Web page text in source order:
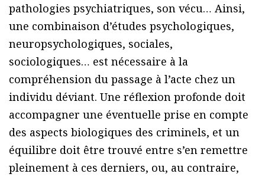
pathologies psychiatriques, son vécu… Ainsi,
une combinaison d’études psychologiques,
neuropsychologiques, sociales,
sociologiques… est nécessaire à la
compréhension du passage à l’acte chez un
individu déviant. Une réflexion profonde doit
accompagner une éventuelle prise en compte
des aspects biologiques des criminels, et un
équilibre doit être trouvé entre s’en remettre
pleinement à ces derniers, ou, au contraire,